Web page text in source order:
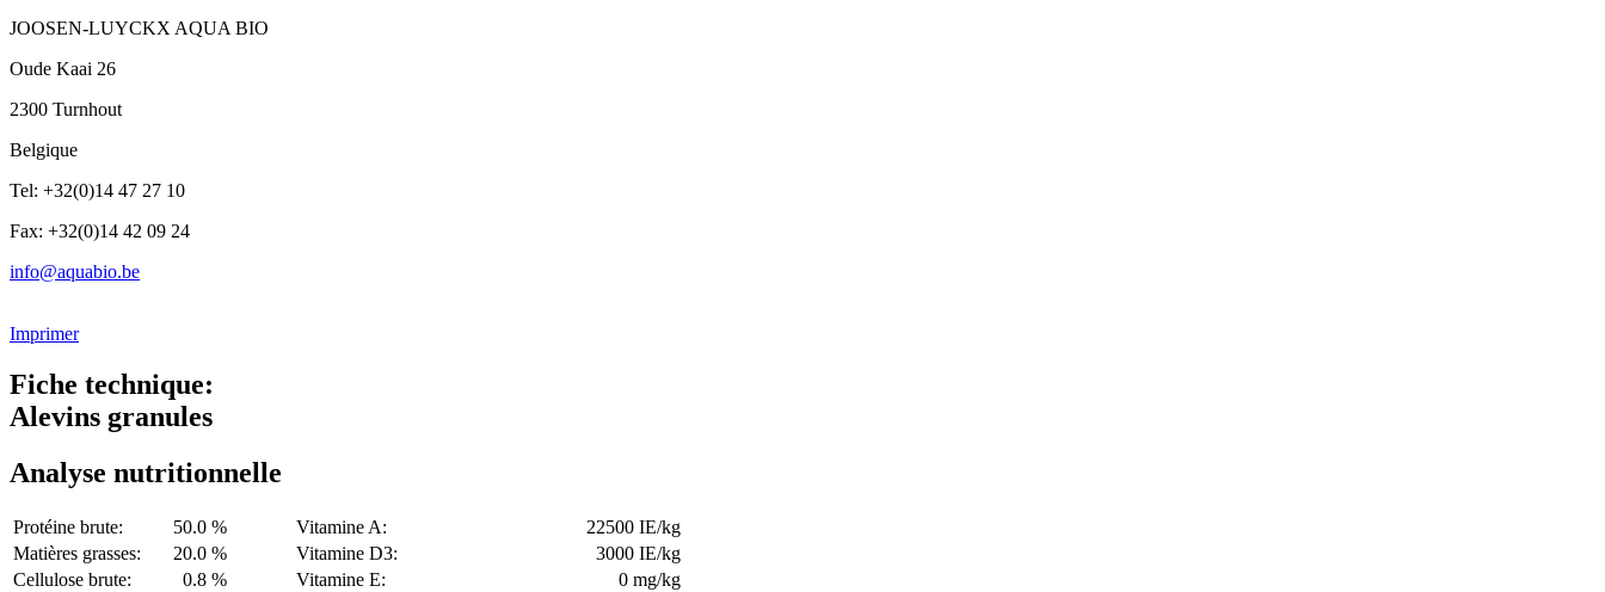
JOOSEN-LUYCKX AQUA BIO
Oude Kaai 26
2300 Turnhout
Belgique
Tel: +32(0)14 47 27 10
Fax: +32(0)14 42 09 24
info@aquabio.be
Imprimer
Fiche technique:
Alevins granules
Analyse nutritionnelle
Protéine brute: 50.0 % Vitamine A:
22500 IE/kg
Matières grasses:
20.0 % Vitamine D3:
3000 IE/kg
Cellulose brute:
0.8 % Vitamine E:
0 mg/kg